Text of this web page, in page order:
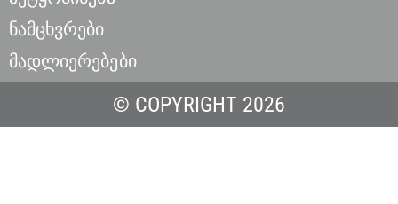
ნამცხვრები
მადლიერებები
© COPYRIGHT 2026